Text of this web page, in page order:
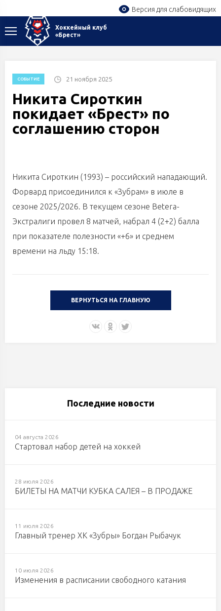
Версия для слабовидящих
Хоккейный клуб
«Брест»
СОБЫТИЕ 21 ноября 2025
Никита Сироткин
покидает «Брест» по
соглашению сторон
Никита Сироткин (1993) – российский нападающий.
Форвард присоединился к «Зубрам» в июле в
сезоне 2025/2026. В текущем сезоне Betera-
Экстралиги провел 8 матчей, набрал 4 (2+2) балла
при показателе полезности «+6» и среднем
времени на льду 15:18.
ВЕРНУТЬСЯ НА ГЛАВНУЮ
Последние новости
04 августа 2026
Стартовал набор детей на хоккей
28 июля 2026
БИЛЕТЫ НА МАТЧИ КУБКА САЛЕЯ – В ПРОДАЖЕ
11 июля 2026
Главный тренер ХК «Зубры» Богдан Рыбачук
10 июля 2026
Изменения в расписании свободного катания